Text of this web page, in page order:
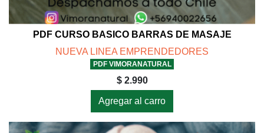
PDF CURSO BASICO BARRAS DE MASAJE
NUEVA LINEA EMPRENDEDORES
PDF VIMORANATURAL
$ 2.990
Agregar al carro